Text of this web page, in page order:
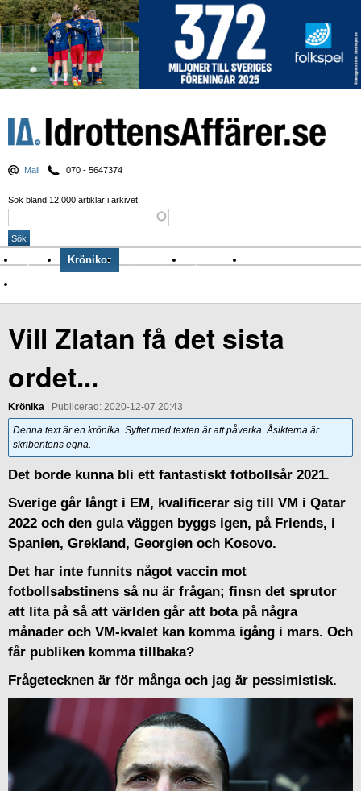
Mail 070 - 5647374
Sök bland 12.000 artiklar i arkivet:
Nyheter Krönikor Sport & spel Nyhetsbrev
Vill Zlatan få det sista
ordet...
Krönika | Publicerad: 2020-12-07 20:43
Denna text är en krönika. Syftet med texten är att påverka. Åsikterna är
skribentens egna.
Det borde kunna bli ett fantastiskt fotbollsår 2021.
Sverige går långt i EM, kvalificerar sig till VM i Qatar
2022 och den gula väggen byggs igen, på Friends, i
Spanien, Grekland, Georgien och Kosovo.
Det har inte funnits något vaccin mot
fotbollsabstinens så nu är frågan; finsn det sprutor
att lita på så att världen går att bota på några
månader och VM-kvalet kan komma igång i mars. Och
får publiken komma tillbaka?
Frågetecknen är för många och jag är pessimistisk.